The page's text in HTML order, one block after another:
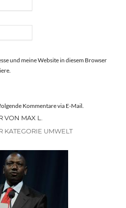
und meine Website in diesem Browser
Kommentare via E-Mail.
VON MAX L.
KATEGORIE UMWELT